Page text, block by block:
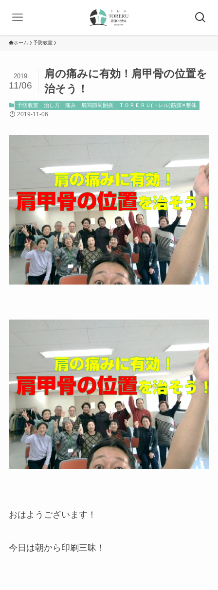
ホーム 予防教室
肩の痛みに有効！肩甲骨の位置を
治そう！
2019
11/06
予防教室 治し方 痛み 肩関節周囲炎 ＴＯＲＥＲＵ(トレル)筋膜✕整体
2019-11-06
おはようございます！
今日は朝から印刷三昧！